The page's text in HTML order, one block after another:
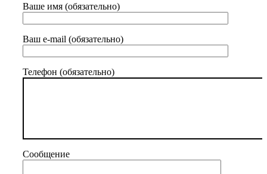
Ваше имя (обязательно)
Ваш e-mail (обязательно)
Телефон (обязательно)
Сообщение